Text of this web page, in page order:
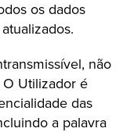
os dados
não
Utilizador é
das
a palavra